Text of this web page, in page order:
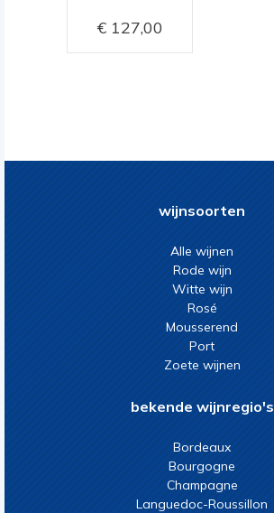
127,00
wijnsoorten
Alle wijnen
Rode wijn
Witte wijn
Rosé
Mousserend
Port
Zoete wijnen
bekende wijnregio's
Bordeaux
Bourgogne
Champagne
Languedoc-Roussillon